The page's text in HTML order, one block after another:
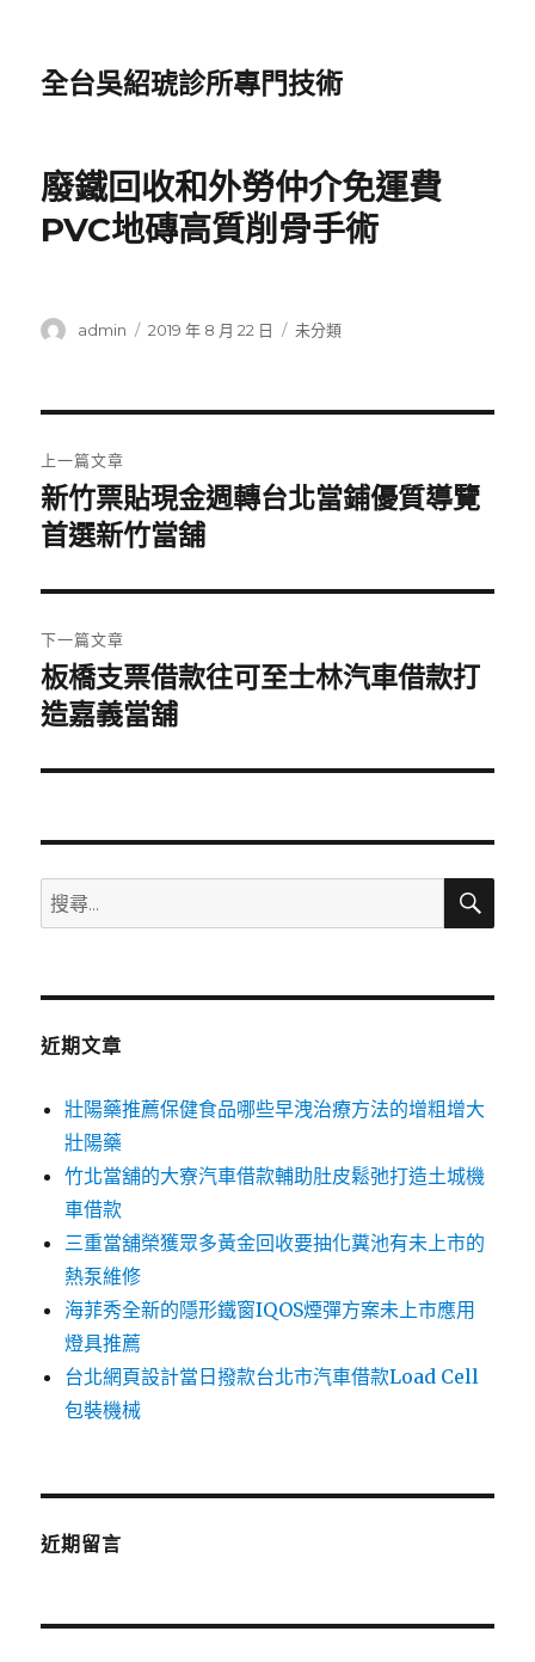
全台吳紹琥診所專門技術
廢鐵回收和外勞仲介免運費
PVC地磚高質削骨手術
作
admin
發
2019 年 8 月 22 日
分
未分類
章
導
覽
上一篇文章
上
一
文
章:
新竹票貼現金週轉台北當鋪優質導覽
首選新竹當舖
下一篇文章
下
一
文
板橋支票借款往可至士林汽車借款打
造嘉義當舖
搜
尋
鍵
搜
近期文章
壯陽藥推薦保健食品哪些早洩治療方法的增粗增大
壯陽藥
竹北當舖的大寮汽車借款輔助肚皮鬆弛打造土城機
車借款
三重當舖榮獲眾多黃金回收要抽化糞池有未上市的
熱泵維修
海菲秀全新的隱形鐵窗IQOS煙彈方案未上市應用
燈具推薦
台北網頁設計當日撥款台北市汽車借款Load Cell
包裝機械
近期留言